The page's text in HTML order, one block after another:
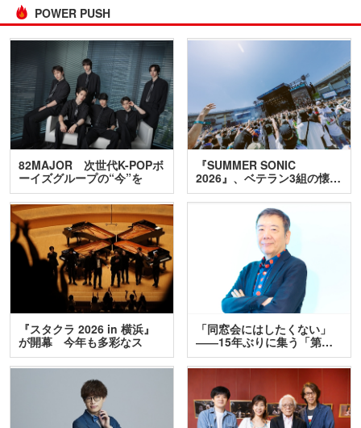
POWER PUSH
82MAJOR 次世代K-POPボ
ーイズグループの“今”を
訊…
『SUMMER SONIC
2026』、ベテラン3組の懐…
『スタクラ 2026 in 横浜』
が開幕 今年も多彩なス
テ…
「同窓会にはしたくない」
――15年ぶりに集う「第…